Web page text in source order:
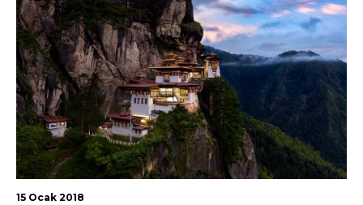
15 Ocak 2018